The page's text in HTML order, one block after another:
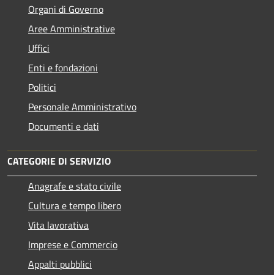
Organi di Governo
Aree Amministrative
Uffici
Enti e fondazioni
Politici
Personale Amministrativo
Documenti e dati
CATEGORIE DI SERVIZIO
Anagrafe e stato civile
Cultura e tempo libero
Vita lavorativa
Imprese e Commercio
Appalti pubblici